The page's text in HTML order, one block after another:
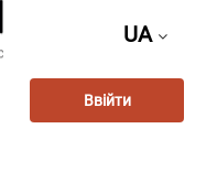
UA
Ввійти